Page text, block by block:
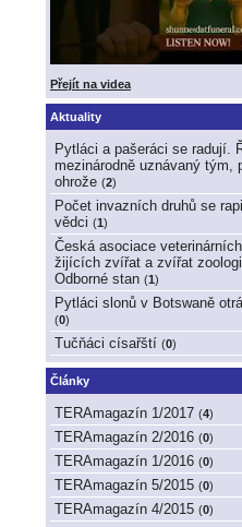
Přejít na videa
Aktuality
Pytláci a pašeráci se radují.
mezinárodně uznávaný tým,
ohrože (2)
Počet invazních druhů se
vědci (1)
Česká asociace
žijících zvířat a zvířat
Odborné stan (1)
Pytláci slonů v Botswaně
(0)
Tučňáci císařští (0)
Články
TERAmagazín 1/2017 (4)
TERAmagazín 2/2016 (0)
TERAmagazín 1/2016 (0)
TERAmagazín 5/2015 (0)
TERAmagazín 4/2015 (0)